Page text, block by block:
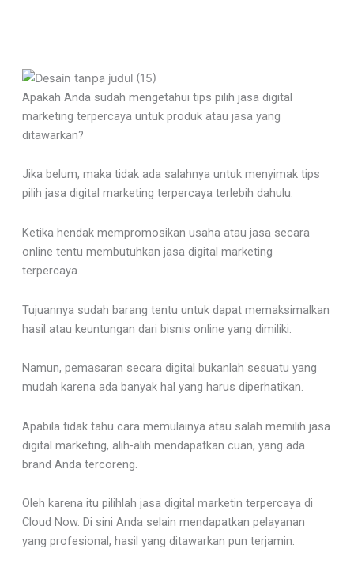
Apakah Anda sudah mengetahui tips pilih jasa digital
marketing terpercaya untuk produk atau jasa yang
ditawarkan?
Jika belum, maka tidak ada salahnya untuk menyimak tips
pilih jasa digital marketing terpercaya terlebih dahulu.
Ketika hendak mempromosikan usaha atau jasa secara
online tentu membutuhkan jasa digital marketing
terpercaya.
Tujuannya sudah barang tentu untuk dapat memaksimalkan
hasil atau keuntungan dari bisnis online yang dimiliki.
Namun, pemasaran secara digital bukanlah sesuatu yang
mudah karena ada banyak hal yang harus diperhatikan.
Apabila tidak tahu cara memulainya atau salah memilih jasa
digital marketing, alih-alih mendapatkan cuan, yang ada
brand Anda tercoreng.
Oleh karena itu pilihlah jasa digital marketin terpercaya di
Cloud Now. Di sini Anda selain mendapatkan pelayanan
yang profesional, hasil yang ditawarkan pun terjamin.